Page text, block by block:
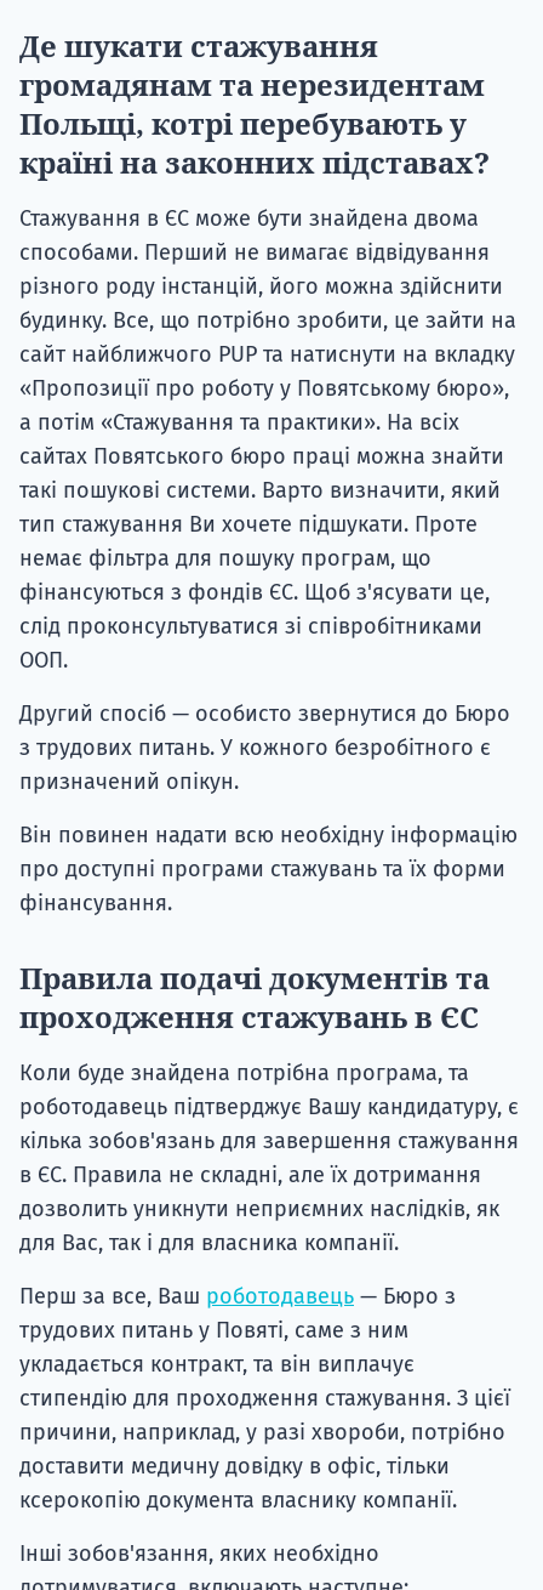
Де шукати стажування
громадянам та нерезидентам
Польщі, котрі перебувають у
країні на законних підставах?
Стажування в ЄС може бути знайдена двома
способами. Перший не вимагає відвідування
різного роду інстанцій, його можна здійснити
будинку. Все, що потрібно зробити, це зайти на
сайт найближчого PUP та натиснути на вкладку
«Пропозиції про роботу у Повятському бюро»,
а потім «Стажування та практики». На всіх
сайтах Повятського бюро праці можна знайти
такі пошукові системи. Варто визначити, який
тип стажування Ви хочете підшукати. Проте
немає фільтра для пошуку програм, що
фінансуються з фондів ЄС. Щоб з'ясувати це,
слід проконсультуватися зі співробітниками
ООП.
Другий спосіб — особисто звернутися до Бюро
з трудових питань. У кожного безробітного є
призначений опікун.
Він повинен надати всю необхідну інформацію
про доступні програми стажувань та їх форми
фінансування.
Правила подачі документів та
проходження стажувань в ЄС
Коли буде знайдена потрібна програма, та
роботодавець підтверджує Вашу кандидатуру, є
кілька зобов'язань для завершення стажування
в ЄС. Правила не складні, але їх дотримання
дозволить уникнути неприємних наслідків, як
для Вас, так і для власника компанії.
Перш за все, Ваш роботодавець — Бюро з
трудових питань у Повяті, саме з ним
укладається контракт, та він виплачує
стипендію для проходження стажування. З цієї
причини, наприклад, у разі хвороби, потрібно
доставити медичну довідку в офіс, тільки
ксерокопію документа власнику компанії.
Інші зобов'язання, яких необхідно